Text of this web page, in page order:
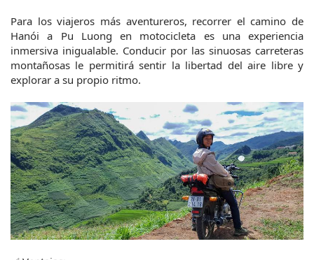
Para los viajeros más aventureros, recorrer el camino de
Hanói a Pu Luong en motocicleta es una experiencia
inmersiva inigualable. Conducir por las sinuosas carreteras
montañosas le permitirá sentir la libertad del aire libre y
explorar a su propio ritmo.